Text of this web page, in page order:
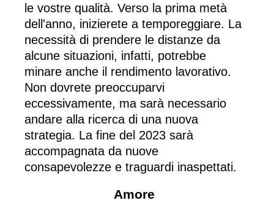
le vostre qualità. Verso la prima metà
dell'anno, inizierete a temporeggiare. La
necessità di prendere le distanze da
alcune situazioni, infatti, potrebbe
minare anche il rendimento lavorativo.
Non dovrete preoccuparvi
eccessivamente, ma sarà necessario
andare alla ricerca di una nuova
strategia. La fine del 2023 sarà
accompagnata da nuove
consapevolezze e traguardi inaspettati.
Amore